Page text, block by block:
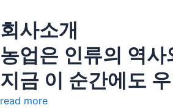
회사소개
농업은 인류의 역
지금 이 순간에도
read more